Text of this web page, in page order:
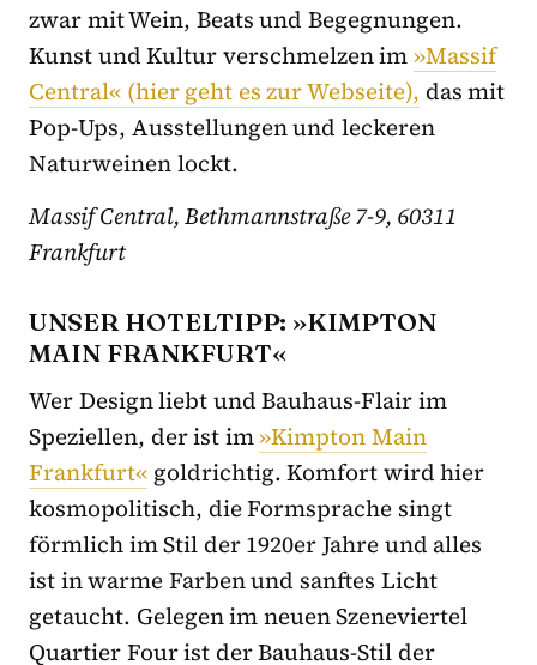
zwar mit Wein, Beats und Begegnungen.
Kunst und Kultur verschmelzen im»Massif
Central« (hier geht es zur Webseite), das mit
Pop-Ups, Ausstellungen und leckeren
Naturweinen lockt.
Massif Central, Bethmannstraße 7-9, 60311
Frankfurt
UNSER HOTELTIPP: »KIMPTON
MAIN FRANKFURT«
Wer Design liebt und Bauhaus-Flair im
Speziellen, der ist im»Kimpton Main
Frankfurt« goldrichtig. Komfort wird hier
kosmopolitisch, die Formsprache singt
förmlich im Stil der 1920er Jahre und alles
ist in warme Farben und sanftes Licht
getaucht. Gelegen im neuen Szeneviertel
Quartier Four ist der Bauhaus-Stil der